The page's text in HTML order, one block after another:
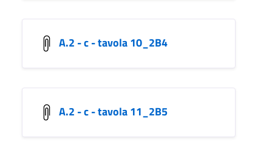
A.2 - c - tavola 10_2B4
A.2 - c - tavola 11_2B5